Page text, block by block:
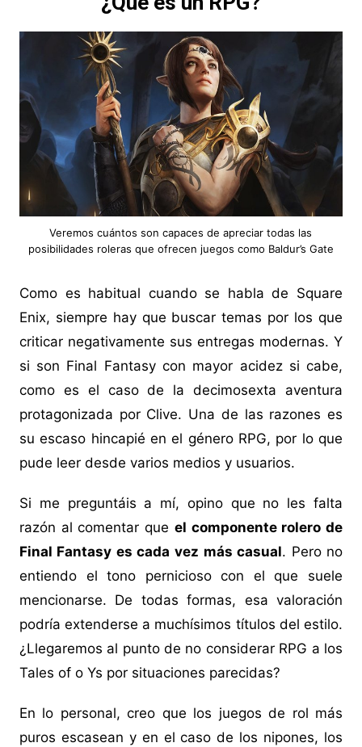
Veremos cuántos son capaces de apreciar todas las
posibilidades roleras que ofrecen juegos como Baldur’s Gate
Como es habitual cuando se habla de Square
Enix, siempre hay que buscar temas por los que
criticar negativamente sus entregas modernas. Y
si son Final Fantasy con mayor acidez si cabe,
como es el caso de la decimosexta aventura
protagonizada por Clive. Una de las razones es
su escaso hincapié en el género RPG, por lo que
pude leer desde varios medios y usuarios.
Si me preguntáis a mí, opino que no les falta
razón al comentar que el componente rolero de
Final Fantasy es cada vez más casual. Pero no
entiendo el tono pernicioso con el que suele
mencionarse. De todas formas, esa valoración
podría extenderse a muchísimos títulos del estilo.
¿Llegaremos al punto de no considerar RPG a los
Tales of o Ys por situaciones parecidas?
En lo personal, creo que los juegos de rol más
puros escasean y en el caso de los nipones, los